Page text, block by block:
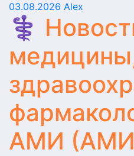
03.08.2026 Alex
⚕️
АМИ